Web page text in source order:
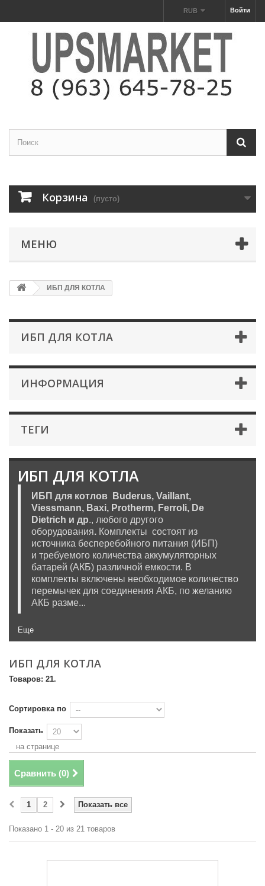
Войти
RUB
Корзина (пусто)
МЕНЮ
ИБП ДЛЯ КОТЛА
ИБП ДЛЯ КОТЛА
ИНФОРМАЦИЯ
ТЕГИ
ИБП ДЛЯ КОТЛА
ИБП для котлов Buderus, Vaillant,
Viessmann, Baxi, Protherm, Ferroli, De
Dietrich и др., любого другого
оборудования. Комплекты состоят из
источника бесперебойного питания (ИБП)
и требуемого количества аккумуляторных
батарей (АКБ) различной емкости. В
комплекты включены необходимое количество
перемычек для соединения АКБ, по желанию
АКБ разме...
Еще
ИБП ДЛЯ КОТЛА
Товаров: 21.
Сортировка по
Показать
на странице
Сравнить (0)
Показать все
1 2
Показано 1 - 20 из 21 товаров